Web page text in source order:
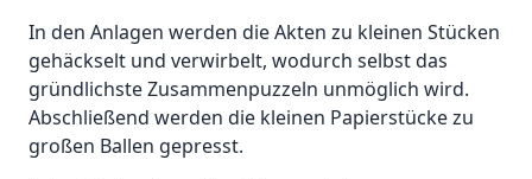
In den Anlagen werden die Akten zu kleinen Stücken
gehäckselt und verwirbelt, wodurch selbst das
gründlichste Zusammenpuzzeln unmöglich wird.
Abschließend werden die kleinen Papierstücke zu
großen Ballen gepresst.